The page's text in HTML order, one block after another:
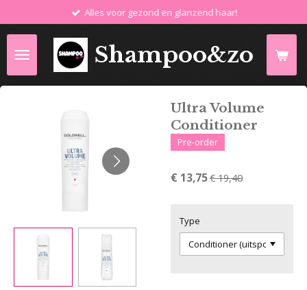
de
hoofdinhoud
Shampoo&zo
Alles voor gezond en glanzend haar!
Ultra Volume
Conditioner
Pre-order
€ 13,75€ 19,40
Type